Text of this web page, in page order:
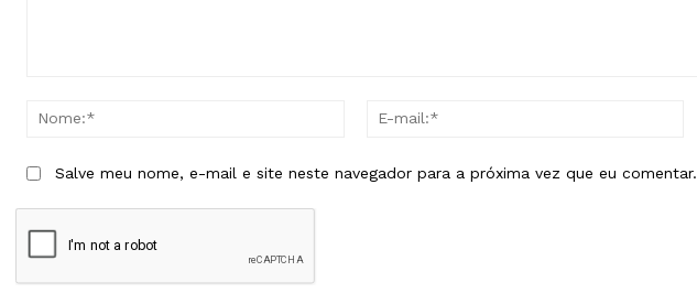
Nome:*
Salve meu nome, e-mail e site neste navegador para a próxima vez que eu comentar.